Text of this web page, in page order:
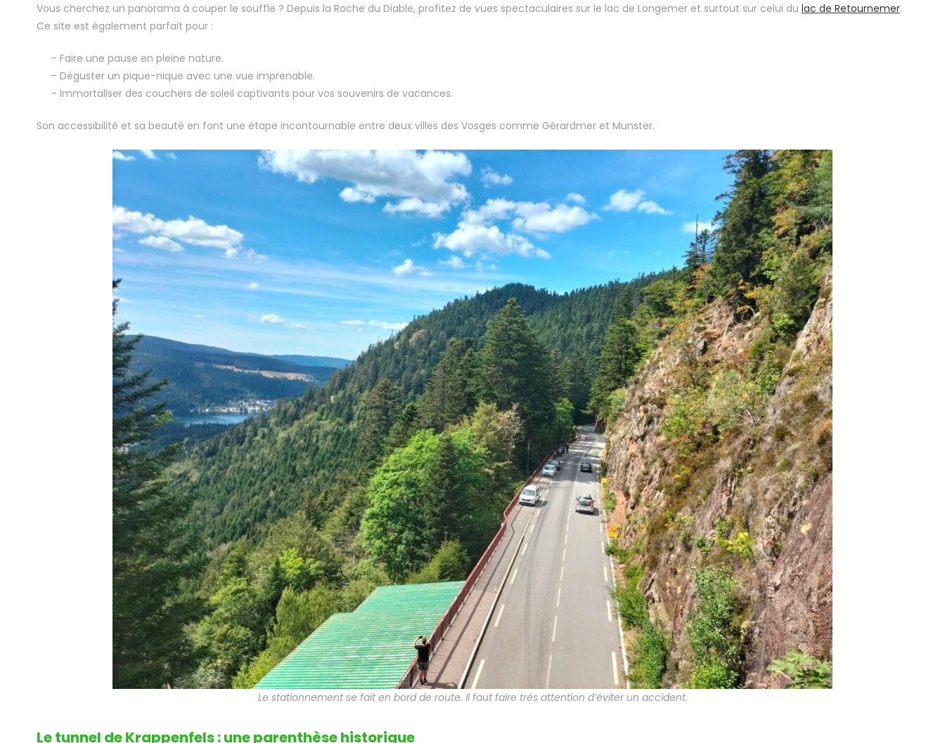
Vous cherchez un panorama à couper le souffle ? Depuis la Roche du Diable, profitez de vues spectaculaires sur le lac de Longemer et surtout sur celui du lac de Retournemer.
Ce site est également parfait pour :
– Faire une pause en pleine nature.
– Déguster un pique-nique avec une vue imprenable.
– Immortaliser des couchers de soleil captivants pour vos souvenirs de vacances.
Son accessibilité et sa beauté en font une étape incontournable entre deux villes des Vosges comme Gérardmer et Munster.
Le stationnement se fait en bord de route. Il faut faire très attention d’éviter un accident.
Le tunnel de Krappenfels : une parenthèse historique